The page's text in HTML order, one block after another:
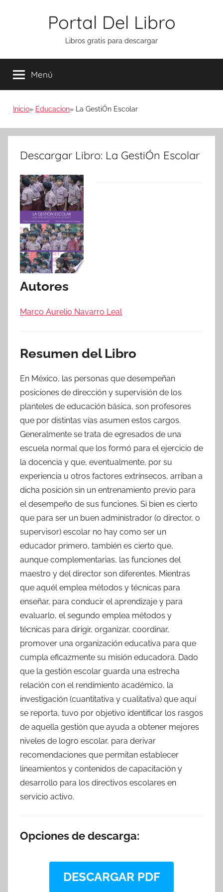
Portal Del Libro
Libros gratis para descargar
Menú
Inicio Educacion La GestiÓn Escolar
Descargar Libro: La GestiÓn Escolar
Autores
Marco Aurelio Navarro Leal
Resumen del Libro
En México, las personas que desempeñan
posiciones de dirección y supervisión de los
planteles de educación básica, son profesores
que por distintas vías asumen estos cargos.
Generalmente se trata de egresados de una
escuela normal que los formó para el ejercicio de
la docencia y que, eventualmente, por su
experiencia u otros factores extrínsecos, arriban a
dicha posición sin un entrenamiento previo para
el desempeño de sus funciones. Si bien es cierto
que para ser un buen administrador (o director, o
supervisor) escolar no hay como ser un
educador primero, también es cierto que,
aunque complementarias, las funciones del
maestro y del director son diferentes. Mientras
que aquél emplea métodos y técnicas para
enseñar, para conducir el aprendizaje y para
evaluarlo, el segundo emplea métodos y
técnicas para dirigir, organizar, coordinar,
promover una organización educativa para que
cumpla eficazmente su misión educadora. Dado
que la gestión escolar guarda una estrecha
relación con el rendimiento académico, la
investigación (cuantitativa y cualitativa) que aquí
se reporta, tuvo por objetivo identificar los rasgos
de aquella gestión que ayuda a obtener mejores
niveles de logro escolar, para derivar
recomendaciones que permitan establecer
lineamientos y contenidos de capacitación y
desarrollo para los directivos escolares en
servicio activo.
Opciones de descarga:
DESCARGAR PDF